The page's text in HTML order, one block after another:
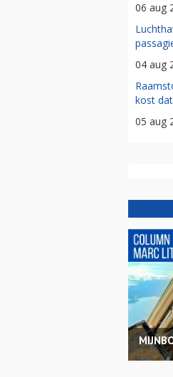
06 aug
04 aug
kost
05 aug